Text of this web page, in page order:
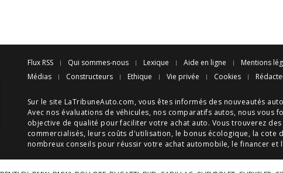
Flux RSS Qui sommes-nous Lexique Aide en ligne Mentions
Médias
Constructeurs Ethique Vie privée Cookies
Sur le site LaTribuneAuto.com, vous êtes informés des nouveautés
Avec nos évaluations de véhicules, nos comparatifs autos, nous vous
objective de qualité pour faciliter votre achat auto. Vous trouverez
commercialisés, leurs coûts d'utilisation, le bonus écologique, la cote
nombreux conseils pour réussir votre achat automobile, le financer et